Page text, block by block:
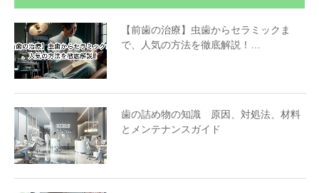
【前歯の治療】虫歯からセラミックま
で、人気の方法を徹底解説！…
歯の詰め物の知識 原因、対処法、材料
とメンテナンスガイド